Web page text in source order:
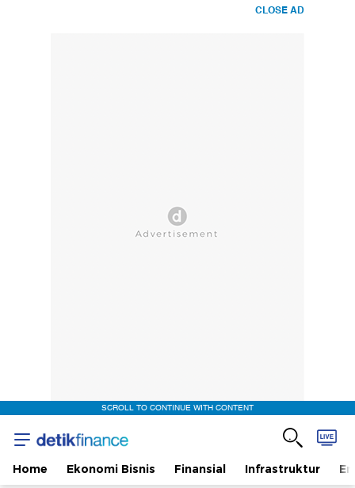
CLOSE AD
SCROLL TO CONTINUE WITH CONTENT
Home Ekonomi Bisnis Finansial Infrastruktur